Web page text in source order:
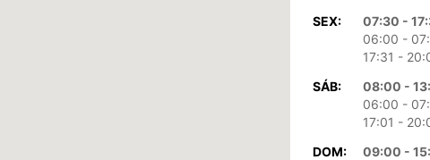
SEX:
07:30 -
06:00 -
17:31 -
SÁB:
08:00 -
06:00 -
17:01 -
DOM:
09:00 -